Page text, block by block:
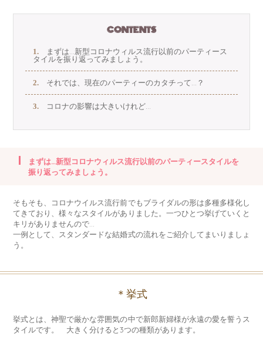
CONTENTS
まずは…新型コロナウィルス流行以前のパーティース
タイルを振り返ってみましょう。
それでは、現在のパーティーのカタチって…？
コロナの影響は大きいけれど…
まずは…新型コロナウィルス流行以前のパーティースタイルを
振り返ってみましょう。
そもそも、コロナウイルス流行前でもブライダルの形は多種多様化し
てきており、様々なスタイルがありました。一つひとつ挙げていくと
キリがありませんので…
一例として、スタンダードな結婚式の流れをご紹介してまいりましょ
う。
＊挙式
挙式とは、神聖で厳かな雰囲気の中で新郎新婦様が永遠の愛を誓うス
タイルです。 大きく分けると3つの種類があります。